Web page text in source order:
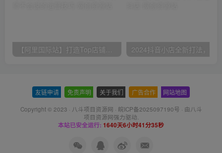
【阿里国际站】打造Top店铺&获得优质询盘客户，​95%的国际站讲师不会说的运营技巧
友链申请 免责声明 关于我们 广告合作 网站地图
Copyright © 2023 · 八斗项目资源网 · 皖ICP备2025097190号 · 由八斗
项目资源网强力驱动.
本站已安全运行: 1640天6小时41分36秒